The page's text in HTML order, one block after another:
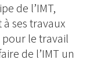
de l’IMT,
ses travaux
pour le travail
de l’IMT un